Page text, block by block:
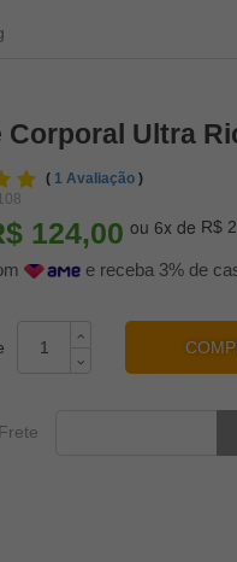
Corporal Ultra
( 1 Avaliação )
124,00 ou 6x de R$
e receba 3% de